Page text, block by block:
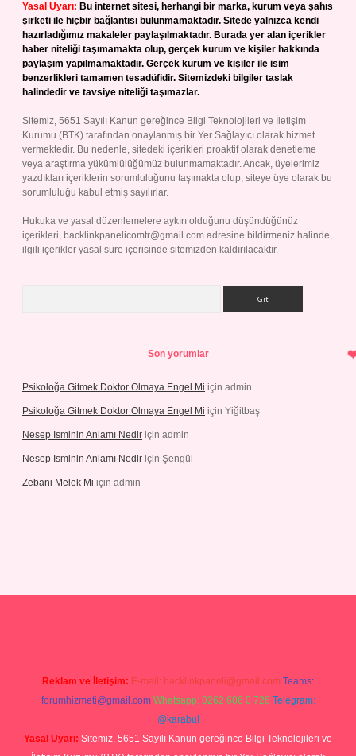
Yasal Uyarı: Bu internet sitesi, herhangi bir marka, kurum veya şahıs
şirketi ile hiçbir bağlantısı bulunmamaktadır. Sitede yalnızca kendi
hazırladığımız makaleler paylaşılmaktadır. Burada yer alan içerikler
haber niteliği taşımamakta olup, gerçek kurum ve kişiler hakkında
paylaşım yapılmamaktadır. Gerçek kurum ve kişiler ile isim
benzerlikleri tamamen tesadüfidir. Sitemizdeki bilgiler taslak
halindedir ve tavsiye niteliği taşımazlar.
Sitemiz, 5651 Sayılı Kanun gereğince Bilgi Teknolojileri ve İletişim
Kurumu (BTK) tarafından onaylanmış bir Yer Sağlayıcı olarak hizmet
vermektedir. Bu nedenle, sitedeki içerikleri proaktif olarak denetleme
veya araştırma yükümlülüğümüz bulunmamaktadır. Ancak, üyelerimiz
yazdıkları içeriklerin sorumluluğunu taşımakta olup, siteye üye olarak bu
sorumluluğu kabul etmiş sayılırlar.
Hukuka ve yasal düzenlemelere aykırı olduğunu düşündüğünüz
içerikleri, backlinkpanelicomtr@gmail.com adresine bildirmeniz halinde,
ilgili içerikler yasal süre içerisinde sitemizden kaldırılacaktır.
Son yorumlar
Psikoloğa Gitmek Doktor Olmaya Engel Mi için admin
Psikoloğa Gitmek Doktor Olmaya Engel Mi için Yiğitbaş
Nesep Isminin Anlamı Nedir için admin
Nesep Isminin Anlamı Nedir için Şengül
Zebani Melek Mi için admin
Reklam ve İletişim: E-mail: backlinkpaneli@gmail.com Teams:
forumhizmeti@gmail.com Whatsapp: 0262 606 0 726 Telegram:
@karabul
Yasal Uyarı: Sitemiz, 5651 Sayılı Kanun gereğince Bilgi Teknolojileri ve